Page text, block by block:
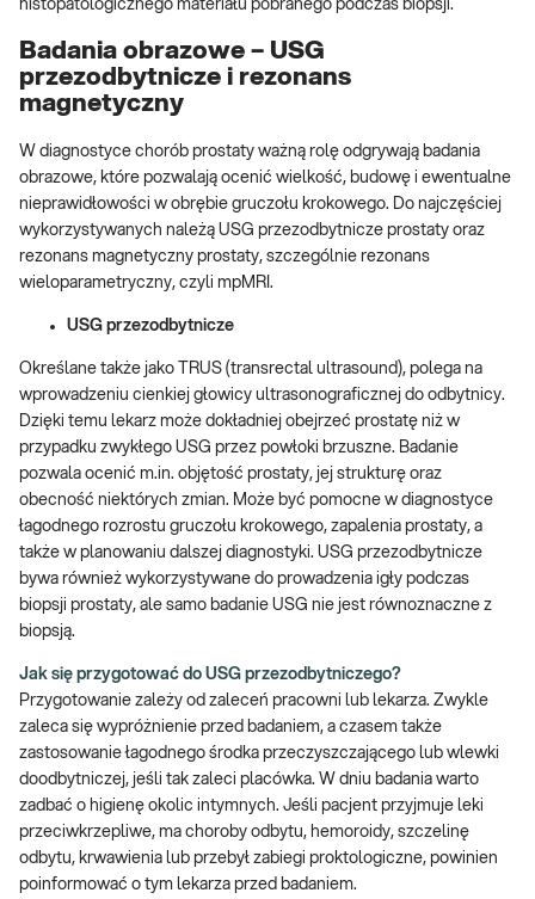
histopatologicznego materiału pobranego podczas biopsji.
Badania obrazowe – USG
przezodbytnicze i rezonans
magnetyczny
W diagnostyce chorób prostaty ważną rolę odgrywają badania
obrazowe, które pozwalają ocenić wielkość, budowę i ewentualne
nieprawidłowości w obrębie gruczołu krokowego. Do najczęściej
wykorzystywanych należą USG przezodbytnicze prostaty oraz
rezonans magnetyczny prostaty, szczególnie rezonans
wieloparametryczny, czyli mpMRI.
USG przezodbytnicze
Określane także jako TRUS (transrectal ultrasound), polega na
wprowadzeniu cienkiej głowicy ultrasonograficznej do odbytnicy.
Dzięki temu lekarz może dokładniej obejrzeć prostatę niż w
przypadku zwykłego USG przez powłoki brzuszne. Badanie
pozwala ocenić m.in. objętość prostaty, jej strukturę oraz
obecność niektórych zmian. Może być pomocne w diagnostyce
łagodnego rozrostu gruczołu krokowego, zapalenia prostaty, a
także w planowaniu dalszej diagnostyki. USG przezodbytnicze
bywa również wykorzystywane do prowadzenia igły podczas
biopsji prostaty, ale samo badanie USG nie jest równoznaczne z
biopsją.
Jak się przygotować do USG przezodbytniczego?
Przygotowanie zależy od zaleceń pracowni lub lekarza. Zwykle
zaleca się wypróżnienie przed badaniem, a czasem także
zastosowanie łagodnego środka przeczyszczającego lub wlewki
doodbytniczej, jeśli tak zaleci placówka. W dniu badania warto
zadbać o higienę okolic intymnych. Jeśli pacjent przyjmuje leki
przeciwkrzepliwe, ma choroby odbytu, hemoroidy, szczelinę
odbytu, krwawienia lub przebył zabiegi proktologiczne, powinien
poinformować o tym lekarza przed badaniem.